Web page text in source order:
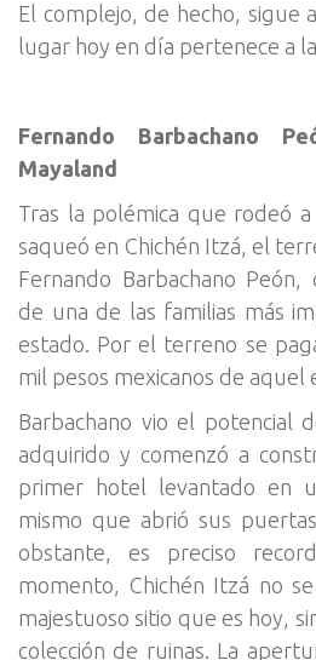
El complejo, de hecho, sigue
lugar hoy en día pertenece a
Fernando Barbachano
Mayaland
Tras la polémica que rodeó
saqueó en Chichén Itzá, el
Fernando Barbachano
de una de las familias más
estado. Por el terreno se
mil pesos mexicanos de aquel
Barbachano vio el potencial
adquirido y comenzó a
primer hotel levantado en
mismo que abrió sus
obstante, es preciso
momento, Chichén Itzá no
majestuoso sitio que es hoy,
colección de ruinas. La